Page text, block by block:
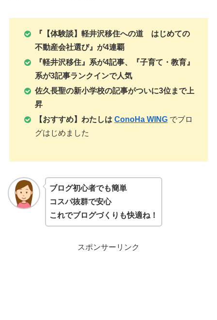
『【体験談】軽井沢移住への道 はじめての
不動産会社選び』が4連覇
『軽井沢移住』系が4記事、『子育て・教育』
系が3記事ランクインで人気
佐久長聖の新小学校の記事がついに3位まで上
昇
【おすすめ】わたしはConoHa WING でブロ
グはじめました
ブログ初心者でも簡単
コスパ抜群で安心
これでブログづくりも快適ね！
スポンサーリンク